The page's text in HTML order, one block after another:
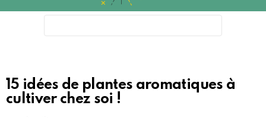
15 idées de plantes aromatiques à
cultiver chez soi !